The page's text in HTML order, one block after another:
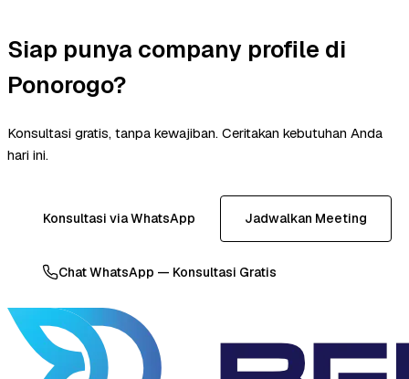
Siap punya company profile di
Ponorogo?
Konsultasi gratis, tanpa kewajiban. Ceritakan kebutuhan Anda
hari ini.
Konsultasi via WhatsApp Jadwalkan Meeting
Chat WhatsApp — Konsultasi Gratis